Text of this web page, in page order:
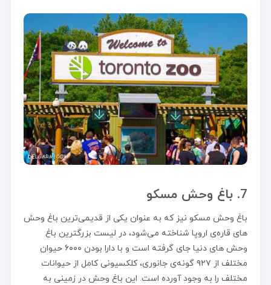
7. باغ وحش مسکو
باغ وحش مسکو نیز که به عنوان یکی از قدیمی‌ترین باغ وحش‌
های قاره‌ی اروپا شناخته می‌شود، در لیست بزرگترین باغ
وحش های دنیا جای گرفته است و با دارا بودن ۶۰۰۰ حیوان
مختلف از ۹۲۷ گونه‌ی جانوری، کلکسیونی کامل از حیوانات
مختلف را به وجود آورده است. این باغ وحش در زمینی به